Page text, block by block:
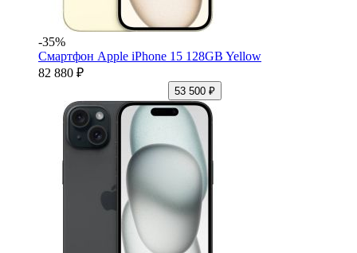
-35%
Смартфон Apple iPhone 15 128GB Yellow
82 880 ₽
53 500 ₽